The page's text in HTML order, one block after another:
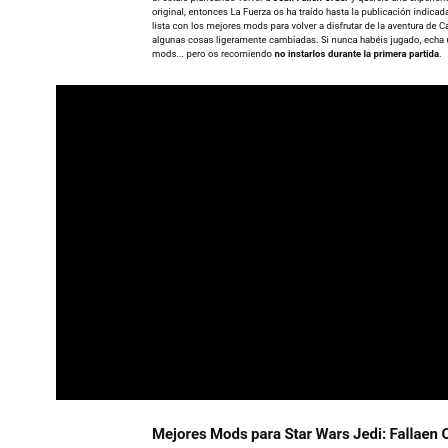
original, entonces La Fuerza os ha traído hasta la publicación
lista con los mejores mods para volver a disfrutar de la aventura de
algunas cosas ligeramente cambiadas. Si nunca habéis jugado, echa
mods... pero os recomiendo no instarlos durante la primera partida.
Mejores Mods para Star Wars Jedi: Fallaen